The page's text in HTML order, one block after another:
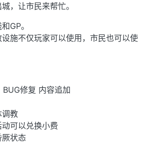
，让市民来帮忙。
GP。
施不仅玩家可以使用，市民也可以使
修复 内容追加
调教
可以兑换小费
状态